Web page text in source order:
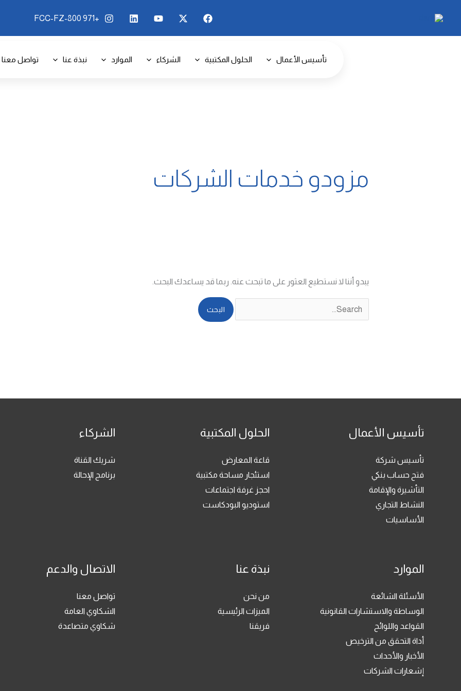
المحتوى
+971 800-FCC-FZ
تأسيس الأعمال الحلول المكتبية الشركاء الموارد نبذة عنا تواصل معنا
مزودو خدمات الشركات
يبدو أننا لا نستطيع العثور على ما تبحث عنه. ربما قد يساعدك البحث.
تأسيس الأعمال
تأسيس شركة
فتح حساب بنكي
التأشيرة والإقامة
النشاط التجاري
الأساسيات
الحلول المكتبية
قاعة المعارض
استئجار مساحة مكتبية
احجز غرفة اجتماعات
استوديو البودكاست
الشركاء
شريك القناة
برنامج الإحالة
الموارد
الأسئلة الشائعة
الوساطة والاستشارات القانونية
القواعد واللوائح
أداة التحقق من الترخيص
الأخبار والأحداث
إشعارات الشركات
نبذة عنا
من نحن
الميزات الرئيسية
فريقنا
الاتصال والدعم
تواصل معنا
الشكاوي العامة
شكاوي متصاعدة